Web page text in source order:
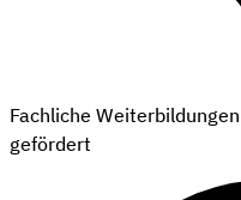
Fachliche
gefördert